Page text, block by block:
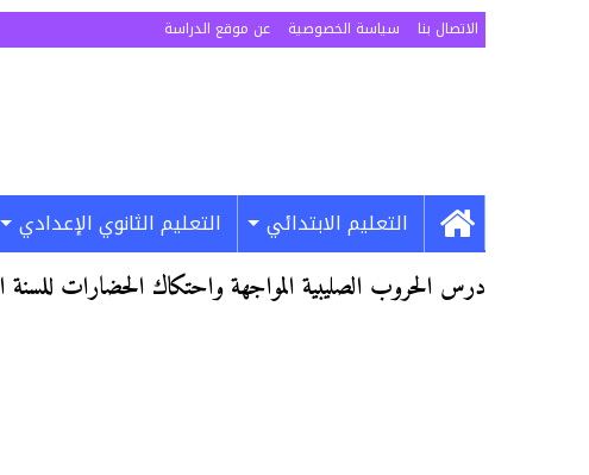
الاتصال بنا سياسة الخصوصية عن موقع الدراسة
التعليم الابتدائي التعليم الثانوي الإعدادي
درس الحروب الصليبية المواجهة واحتكاك الحضارات للسنة